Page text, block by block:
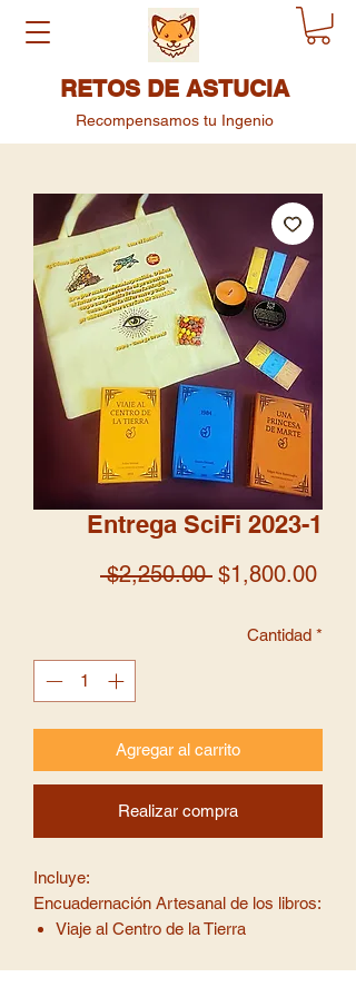
RETOS DE ASTUCIA
Recompensamos tu Ingenio
Entrega SciFi 2023-1
$2,250.00 Precio
$1,800.00
Cantidad *
Agregar al carrito
Realizar compra
Incluye:
Encuadernación Artesanal de los libros:
Viaje al Centro de la Tierra